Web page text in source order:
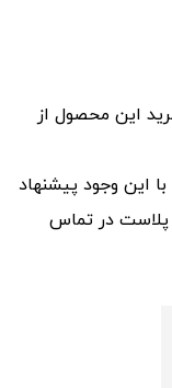
این محصول از
دارند اما با این وجود پیشنهاد
پلاست در تماس